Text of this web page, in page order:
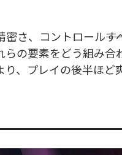
さ、コントロール――
らの要素をどう組み
、プレイの後半ほど